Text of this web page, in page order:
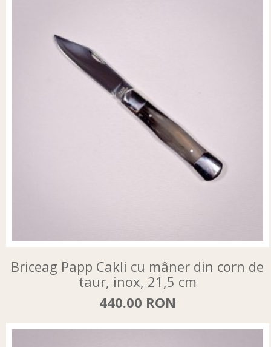
Briceag Papp Cakli cu mâner din corn de
taur, inox, 21,5 cm
440.00 RON